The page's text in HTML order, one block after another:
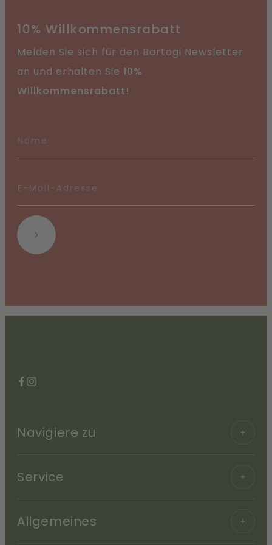
10% Willkommensrabatt
Melden Sie sich für den Bartogi Newsletter
an und erhalten Sie 10%
Willkommensrabatt!
Abonnieren
Navigiere zu
Service
Allgemeines